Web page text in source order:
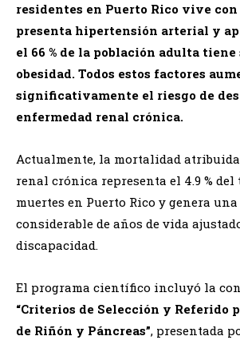
residentes en Puerto Rico vive con
presenta hipertensión arterial y
el 66 % de la población adulta tiene
obesidad. Todos estos factores
significativamente el riesgo de
enfermedad renal crónica.
Actualmente, la mortalidad
renal crónica representa el 4.9 % del
muertes en Puerto Rico y genera
considerable de años de vida
discapacidad.
El programa científico incluyó la
“Criterios de Selección y Referido
de Riñón y Páncreas”, presentada